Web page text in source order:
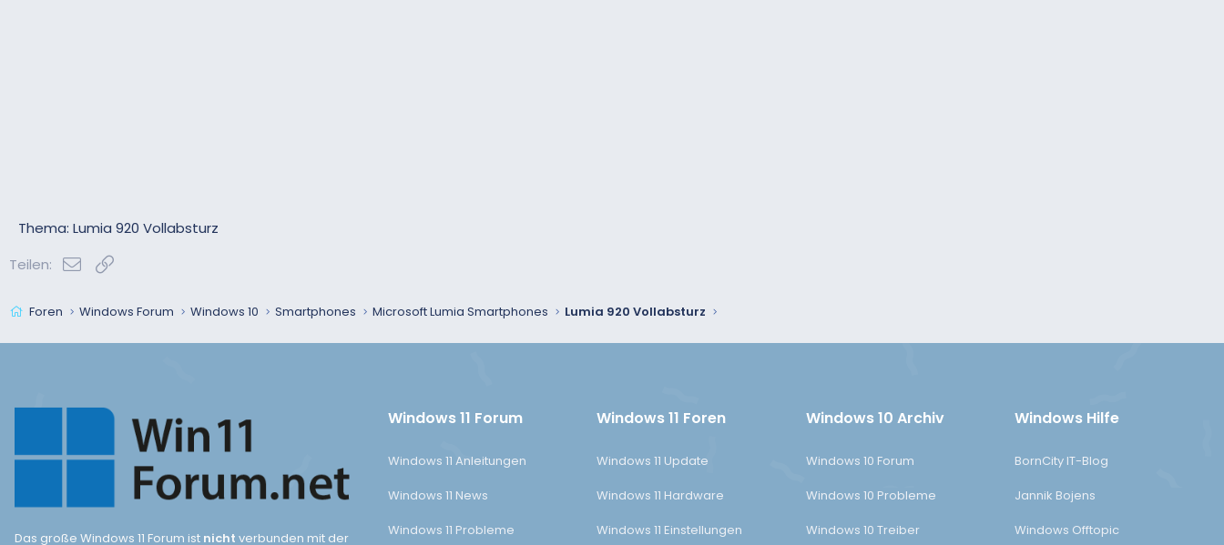
Thema: Lumia 920 Vollabsturz
Teilen:
E-Mail
Foren Windows Forum Windows 10 Smartphones Microsoft Lumia Smartphones Lumia 920 Vollabsturz
Das große Windows 11 Forum ist nicht verbunden mit der
Windows 11 Forum
Windows 11 Anleitungen
Windows 11 News
Windows 11 Probleme
Windows 11 Foren
Windows 11 Update
Windows 11 Hardware
Windows 11 Einstellungen
Windows 10 Archiv
Windows 10 Forum
Windows 10 Probleme
Windows 10 Treiber
Windows Hilfe
BornCity IT-Blog
Jannik Bojens
Windows Offtopic